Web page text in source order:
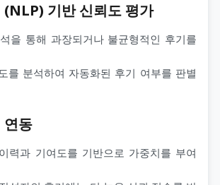
(NLP) 기반 신뢰도 평가
을 통해 과장되거나 불균형적인 후기를
를 분석하여 자동화된 후기 여부를 판별
연동
력과 기여도를 기반으로 가중치를 부여